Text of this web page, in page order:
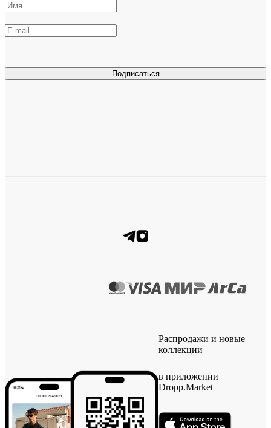
Подписаться
Распродажи и новые
коллекции
в приложении
Dropp.Market